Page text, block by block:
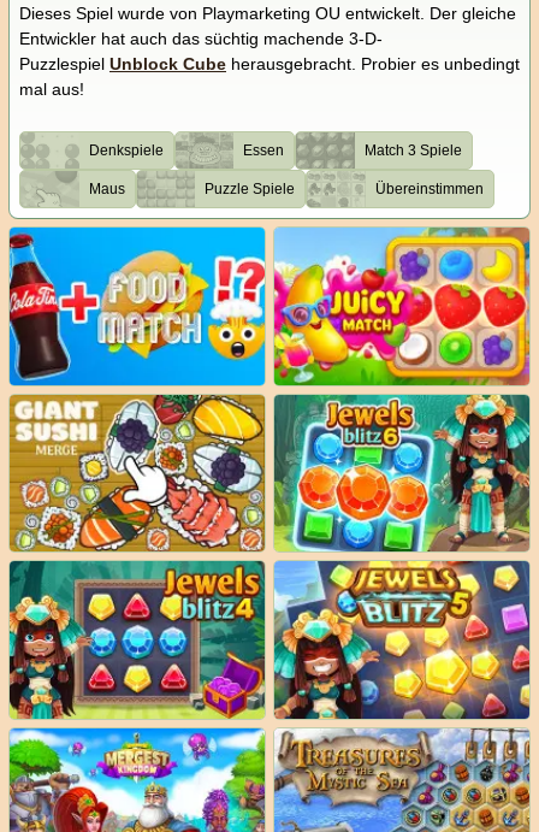
Dieses Spiel wurde von Playmarketing OU entwickelt. Der gleiche
Entwickler hat auch das süchtig machende 3-D-
Puzzlespiel Unblock Cube herausgebracht. Probier es unbedingt
mal aus!
Denkspiele Essen Match 3 Spiele
Maus Puzzle Spiele Übereinstimmen